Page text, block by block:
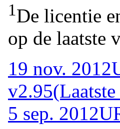
1De licentie
op de laatste
19 nov. 2012
v2.95
5 sep. 2012